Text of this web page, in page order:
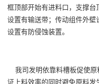
框顶部开始有进料口，支撑
设置有输送带；传动组件外
设置有防侵蚀装置。
我司发明依靠料槽板促使原
证上料效率的同时避免原料